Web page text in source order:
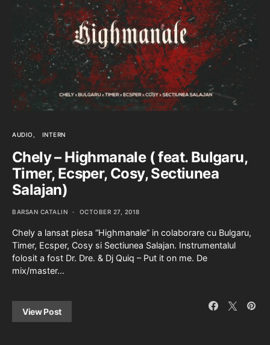
AUDIO INTERN
Chely – Highmanale ( feat. Bulgaru,
Timer, Ecsper, Cosy, Sectiunea
Salajan)
BARSAN CATALIN OCTOBER 27, 2018
Chely a lansat piesa “Highmanale” in colaborare cu Bulgaru,
Timer, Ecsper, Cosy si Sectiunea Salajan. Instrumentalul
folosit a fost Dr. Dre. & Dj Quiq – Put it on me. De
mix/master…
View Post